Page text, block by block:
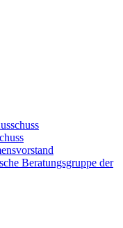
Beratungsgruppe der